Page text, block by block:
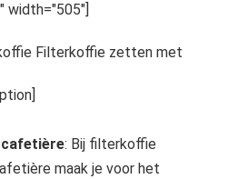
width="505"]
Filterkoffie zetten met
cafetière: Bij filterkoffie
maak je voor het